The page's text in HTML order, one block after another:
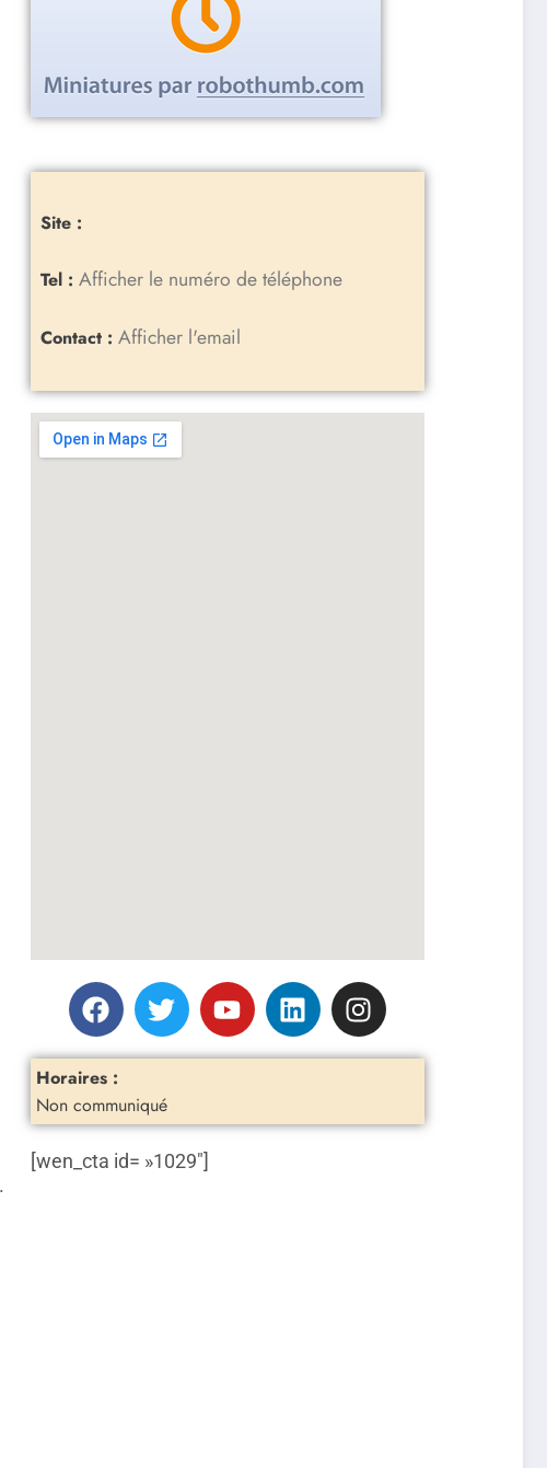
Site :
Tel : Afficher le numéro de téléphone
Contact : Afficher l'email
Horaires :
Non communiqué
[wen_cta id= »1029″]